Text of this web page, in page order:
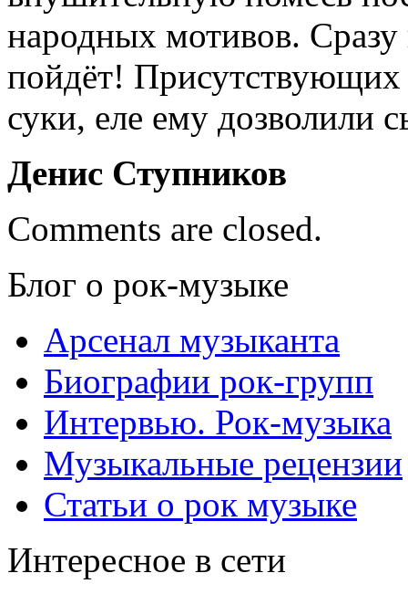
народных мотивов.
пойдёт! Присутствующих
суки, еле ему дозволили
Денис Ступников
Comments are closed.
Блог о рок-музыке
Арсенал музыканта
Биографии рок-групп
Интервью. Рок-музыка
Музыкальные рецензии
Статьи о рок музыке
Интересное в сети